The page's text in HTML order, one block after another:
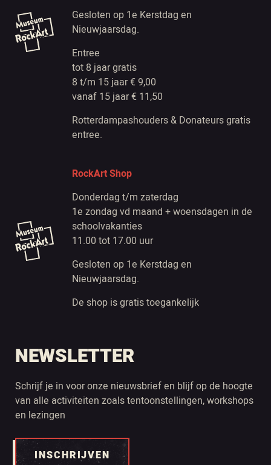
Gesloten op 1e Kerstdag en
Nieuwjaarsdag.
Entree
tot 8 jaar gratis
8 t/m 15 jaar € 9,00
vanaf 15 jaar € 11,50
Rotterdampashouders & Donateurs gratis
entree.
RockArt Shop
Donderdag t/m zaterdag
1e zondag vd maand + woensdagen in de
schoolvakanties
11.00 tot 17.00 uur
Gesloten op 1e Kerstdag en
Nieuwjaarsdag.
De shop is gratis toegankelijk
NEWSLETTER
Schrijf je in voor onze nieuwsbrief en blijf op de hoogte
van alle activiteiten zoals tentoonstellingen, workshops
en lezingen
INSCHRIJVEN